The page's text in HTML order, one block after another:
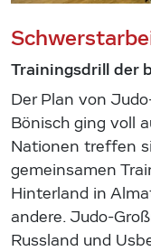
Trainingsdrill der
Der Plan von
Bönisch ging voll
Nationen treffen
gemeinsamen
Hinterland in
andere. Judo-
Russland und